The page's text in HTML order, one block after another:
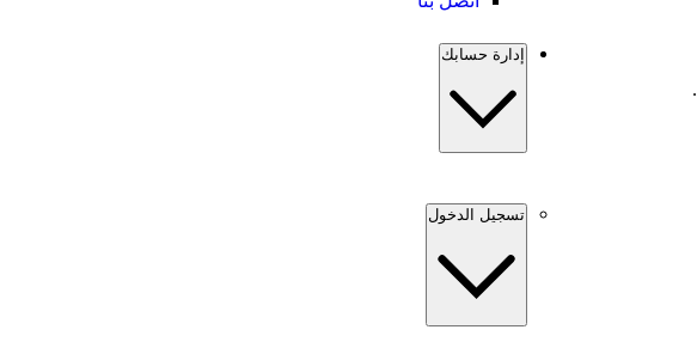
.
إدارة حسابك
تسجيل الدخول